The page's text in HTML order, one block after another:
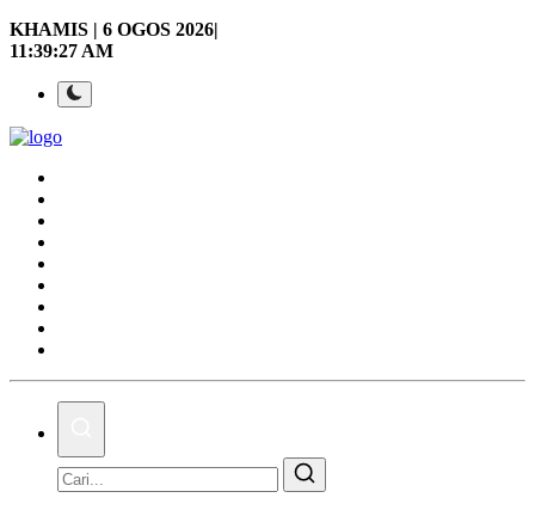
KHAMIS | 6 OGOS 2026|
11:39:28 AM